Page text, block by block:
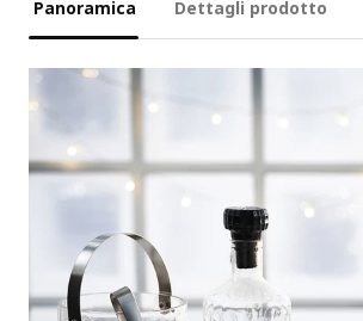
Panoramica Dettagli prodotto